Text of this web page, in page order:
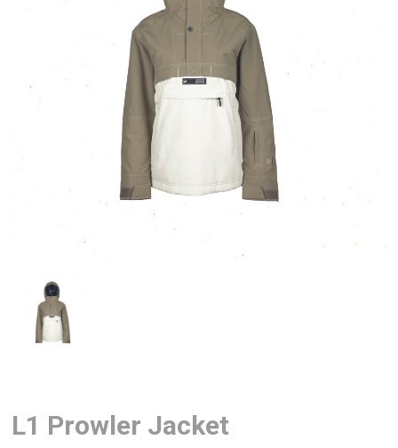
L1 Prowler Jacket